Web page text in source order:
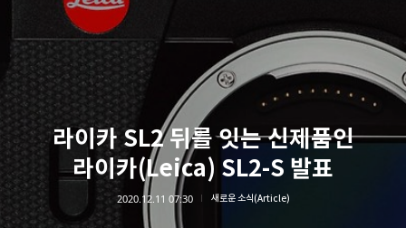
라이카 SL2 뒤를 잇는 신제품인
라이카(Leica) SL2-S 발표
2020.12.11 07:30 새로운 소식(Article)